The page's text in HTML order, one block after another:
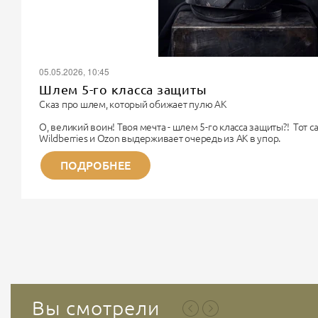
05.05.2026, 10:45
Шлем 5-го класса защиты
Сказ про шлем, который обижает пулю АК
О, великий воин! Твоя мечта - шлем 5-го класса защиты?! Тот
Wildberries и Ozon выдерживает очередь из АК в упор.
Поздравляю. Ты хочешь купить чугунный унитаз, чтобы надеть
Немного физики для прояснения сознания.
Дорогой Рембо, 5-й класс бронезащиты (по старому ГОСТу) -
ПОДРОБНЕЕ
Вы смотрели